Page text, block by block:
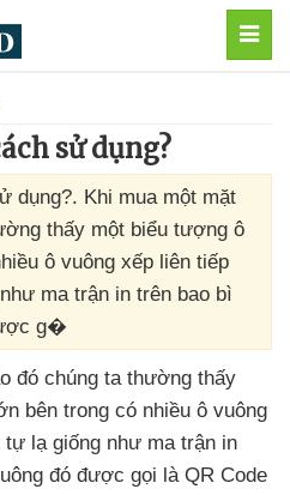
sử dụng?
dụng?. Khi mua một mặt
thấy một biểu tượng ô
ô vuông xếp liên tiếp
ma trận in trên bao bì
g�
đó chúng ta thường thấy
bên trong có nhiều ô vuông
lạ giống như ma trận in
đó được gọi là QR Code